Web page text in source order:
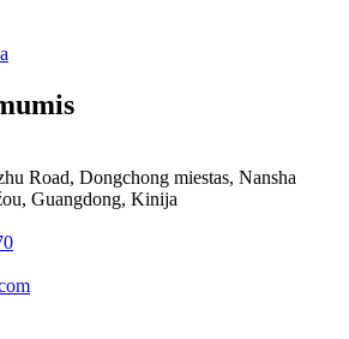
Road, Dongchong miestas, Nansha
Guangdong, Kinija